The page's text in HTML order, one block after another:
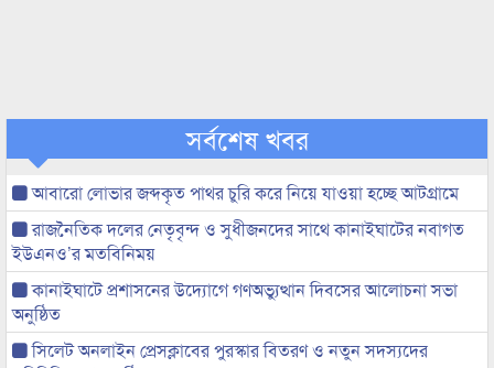
সর্বশেষ খবর
আবারো লোভার জব্দকৃত পাথর চুরি করে নিয়ে যাওয়া হচ্ছে আটগ্রামে
রাজনৈতিক দলের নেতৃবৃন্দ ও সুধীজনদের সাথে কানাইঘাটের নবাগত
ইউএনও’র মতবিনিময়
কানাইঘাটে প্রশাসনের উদ্যোগে গণঅভ্যুত্থান দিবসের আলোচনা সভা
অনুষ্ঠিত
সিলেট অনলাইন প্রেসক্লাবের পুরস্কার বিতরণ ও নতুন সদস্যদের